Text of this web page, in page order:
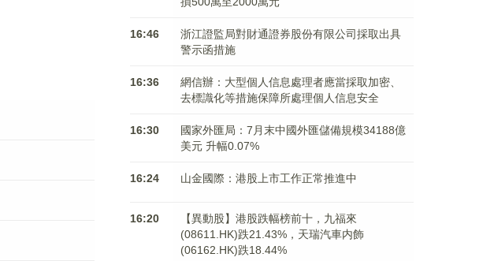
16:46
浙江證監局對財通證券股份有限公司採取出具
警示函措施
16:36
網信辦：大型個人信息處理者應當採取加密、
去標識化等措施保障所處理個人信息安全
16:30
國家外匯局：7月末中國外匯儲備規模34188億
美元 升幅0.07%
16:24 山金國際：港股上市工作正常推進中
16:20
【異動股】港股跌幅榜前十，九福來
(08611.HK)跌21.43%，天瑞汽車内飾
(06162.HK)跌18.44%